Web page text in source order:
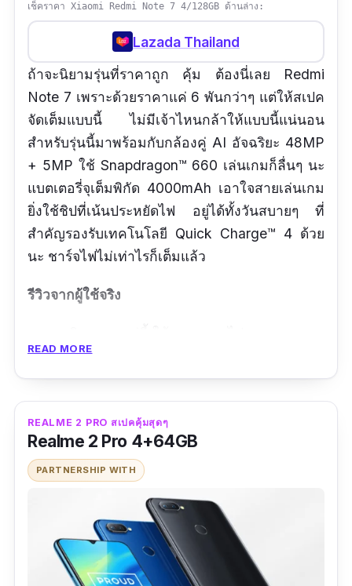
เช็คราคา Xiaomi Redmi Note 7 4/128GB ด้านล่าง:
Lazada Thailand
ถ้าจะนิยามรุ่นที่ราคาถูก คุ้ม ต้องนี่เลย Redmi
Note 7 เพราะด้วยราคาแค่ 6 พันกว่าๆ แต่ให้สเปค
จัดเต็มแบบนี้ ไม่มีเจ้าไหนกล้าให้แบบนี้แน่นอน
สำหรับรุ่นนี้มาพร้อมกับกล้องคู่ AI อัจฉริยะ 48MP
+ 5MP ใช้ Snapdragon™ 660 เล่นเกมก็ลื่นๆ นะ
แบตเตอรี่จุเต็มพิกัด 4000mAh เอาใจสายเล่นเกม
ยิ่งใช้ชิปที่เน้นประหยัดไฟ อยู่ได้ทั้งวันสบายๆ ที่
สำคัญรองรับเทคโนโลยี Quick Charge™️ 4 ด้วย
นะ ชาร์จไฟไม่เท่าไรก็เต็มแล้ว
รีวิวจากผู้ใช้จริง
นะ ยกกล้องหลังถ่ายเลย
ข้อดี
รองรับเทคโนโลยี Quick Charge™️ 4 ด้วย
ใช้ Snapdragon™ 660 เล่นเกมลื่นๆ
กล้องเทพไม่เบา แม้ราคาแค่นี้
READ MORE
REALME 2 PRO สเปคคุ้มสุดๆ
Realme 2 Pro 4+64GB
PARTNERSHIP WITH